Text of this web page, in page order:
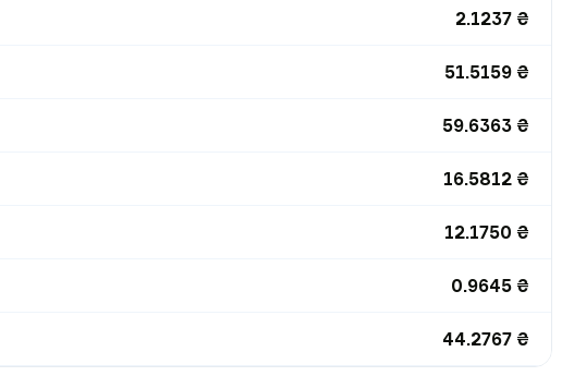
2.1237 ₴
51.5159 ₴
59.6363 ₴
16.5812 ₴
12.1750 ₴
0.9645 ₴
44.2767 ₴